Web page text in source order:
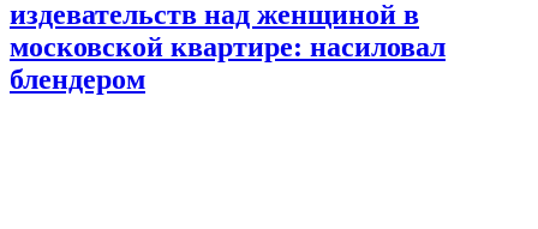
издевательств над женщиной в
московской квартире: насиловал
блендером